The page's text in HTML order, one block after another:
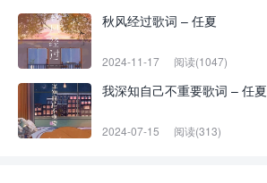
秋风经过歌词 – 任夏
2024-11-17 阅读(1047)
我深知自己不重要歌词 – 任夏
2024-07-15 阅读(313)